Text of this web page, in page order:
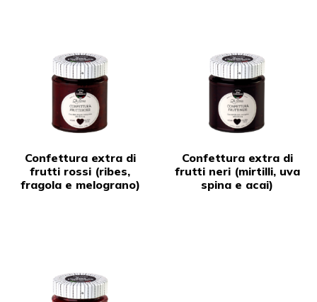
Confettura extra di
frutti rossi (ribes,
fragola e melograno)
Confettura extra di
frutti neri (mirtilli, uva
spina e acai)